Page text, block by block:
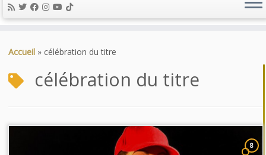
auAccueil » célébration du titre
célébration du titre
8